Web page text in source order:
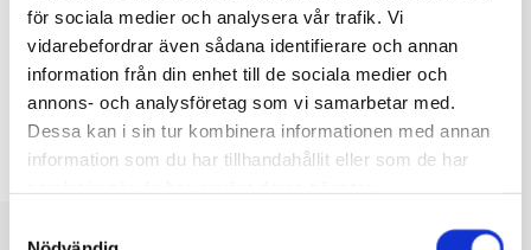
för sociala medier och analysera vår trafik. Vi
vidarebefordrar även sådana identifierare och annan
information från din enhet till de sociala medier och
annons- och analysföretag som vi samarbetar med.
Dessa kan i sin tur kombinera informationen med annan
information som du har tillhandahållit eller som de har
23.11.2023
Raseborgs stad bjuder på julgröt för lokala företagare i
Café Schjerfbeck, Ekenäs (Järnvägsstationens väntesal).
Tisdag 19.12.2023 kl. 7.30-9.30.
Kom och träffa Raseborgs stads representanter,